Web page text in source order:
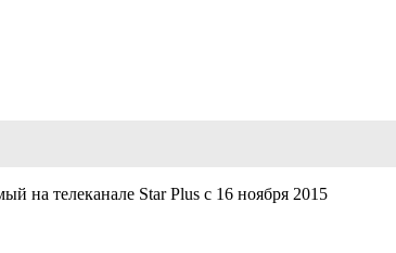
на телеканале Star Plus с 16 ноября 2015